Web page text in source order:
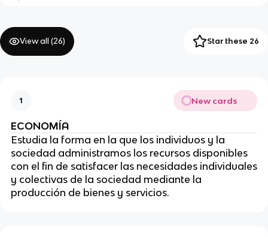
View all (26) Star these 26
1 New cards
ECONOMÍA
Estudia la forma en la que los individuos y la
sociedad administramos los recursos disponibles
con el fin de satisfacer las necesidades individuales
y colectivas de la sociedad mediante la
producción de bienes y servicios.